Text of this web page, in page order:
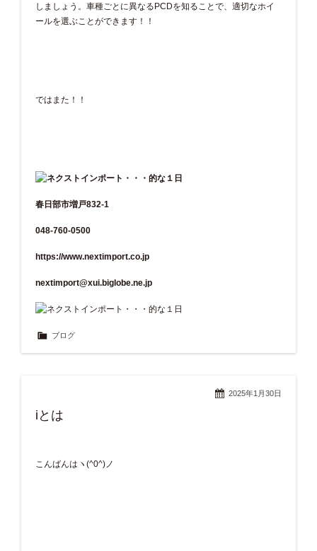
しましょう。車種ごとに異なるPCDを知ることで、適切なホイ
ールを選ぶことができます！！
ではまた！！
春日部市増戸832-1
048-760-0500
https://www.nextimport.co.jp
nextimport@xui.biglobe.ne.jp
ブログ
2025年1月30日
iとは
こんばんはヽ(^0^)ノ